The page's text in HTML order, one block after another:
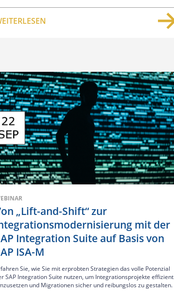
„Lift-and-Shift“ zur
mit der
Integration Suite auf Basis von
ISA-M
Sie, wie Sie mit erprobten Strategien das volle Potenzial
SAP Integration Suite nutzen, um Integrationsprojekte effizient
und Migrationen sicher und reibungslos zu gestalten.